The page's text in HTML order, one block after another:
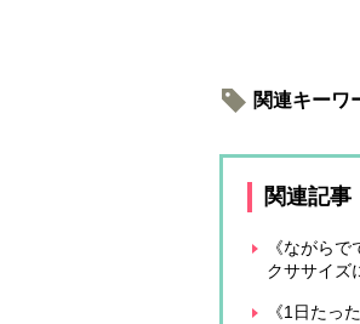
関連キーワ
関連記事
《ながら
クササイズ
《1日たっ